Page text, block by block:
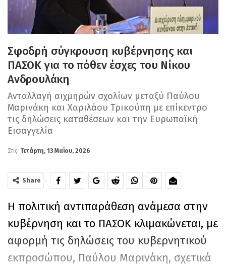
Σφοδρή σύγκρουση κυβέρνησης και
ΠΑΣΟΚ για το πόθεν έσχες του Νίκου
Ανδρουλάκη
Ανταλλαγή αιχμηρών σχολίων μεταξύ Παύλου
Μαρινάκη και Χαριλάου Τρικούπη με επίκεντρο
τις δηλώσεις καταθέσεων και την Ευρωπαϊκή
Εισαγγελία
Στις Τετάρτη, 13 Μαΐου, 2026
Share
Η πολιτική αντιπαράθεση ανάμεσα στην
κυβέρνηση και το ΠΑΣΟΚ κλιμακώνεται, με
αφορμή τις δηλώσεις του κυβερνητικού
εκπροσώπου, Παύλου Μαρινάκη, σχετικά